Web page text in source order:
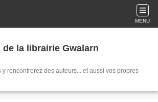
MENU
de la librairie Gwalarn
y rencontrerez des auteurs... et aussi vos propres